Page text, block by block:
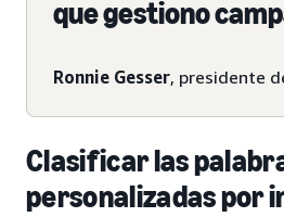
que gestiono
Ronnie Gesser, presidente
Clasificar las
personalizadas por